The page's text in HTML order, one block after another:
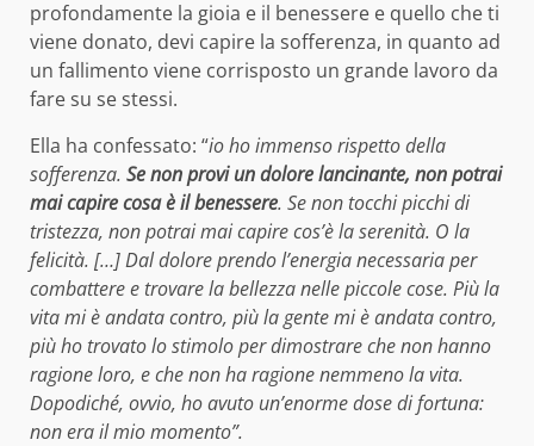
profondamente la gioia e il benessere e quello che ti
viene donato, devi capire la sofferenza, in quanto ad
un fallimento viene corrisposto un grande lavoro da
fare su se stessi.
Ella ha confessato: “io ho immenso rispetto della
sofferenza. Se non provi un dolore lancinante, non potrai
mai capire cosa è il benessere. Se non tocchi picchi di
tristezza, non potrai mai capire cos’è la serenità. O la
felicità. […] Dal dolore prendo l’energia necessaria per
combattere e trovare la bellezza nelle piccole cose. Più la
vita mi è andata contro, più la gente mi è andata contro,
più ho trovato lo stimolo per dimostrare che non hanno
ragione loro, e che non ha ragione nemmeno la vita.
Dopodiché, ovvio, ho avuto un’enorme dose di fortuna:
non era il mio momento”.